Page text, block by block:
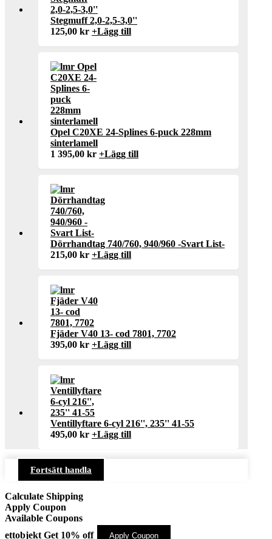
Stegmuff 2,0-2,5-3,0''
125,00 kr +Lägg till
Opel C20XE 24-Splines 6-puck 228mm
sinterlamell
1 395,00 kr +Lägg till
Dörrhandtag 740/760, 940/960 -Svart List-
215,00 kr +Lägg till
Fjäder V40 13- cod 7801, 7702
395,00 kr +Lägg till
Ventillyftare 6-cyl 216'', 235'' 41-55
495,00 kr +Lägg till
Fortsätt handla
Calculate Shipping
Apply Coupon
Available Coupons
ettobjekt Get 10% off Apply Coupon